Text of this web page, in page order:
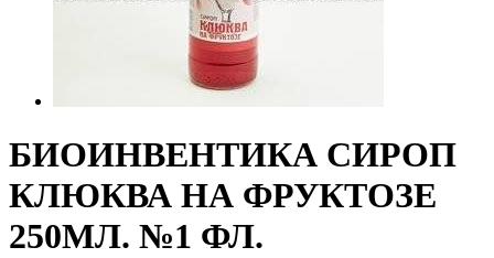
БИОИНВЕНТИКА СИРОП
КЛЮКВА НА ФРУКТОЗЕ
250МЛ. №1 ФЛ.